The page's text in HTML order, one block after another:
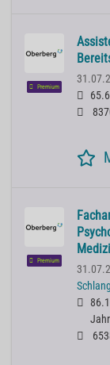
Premium
Premium
Jahr